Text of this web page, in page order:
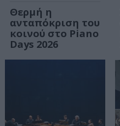
Θερμή η
ανταπόκριση του
κοινού στο Piano
Days 2026